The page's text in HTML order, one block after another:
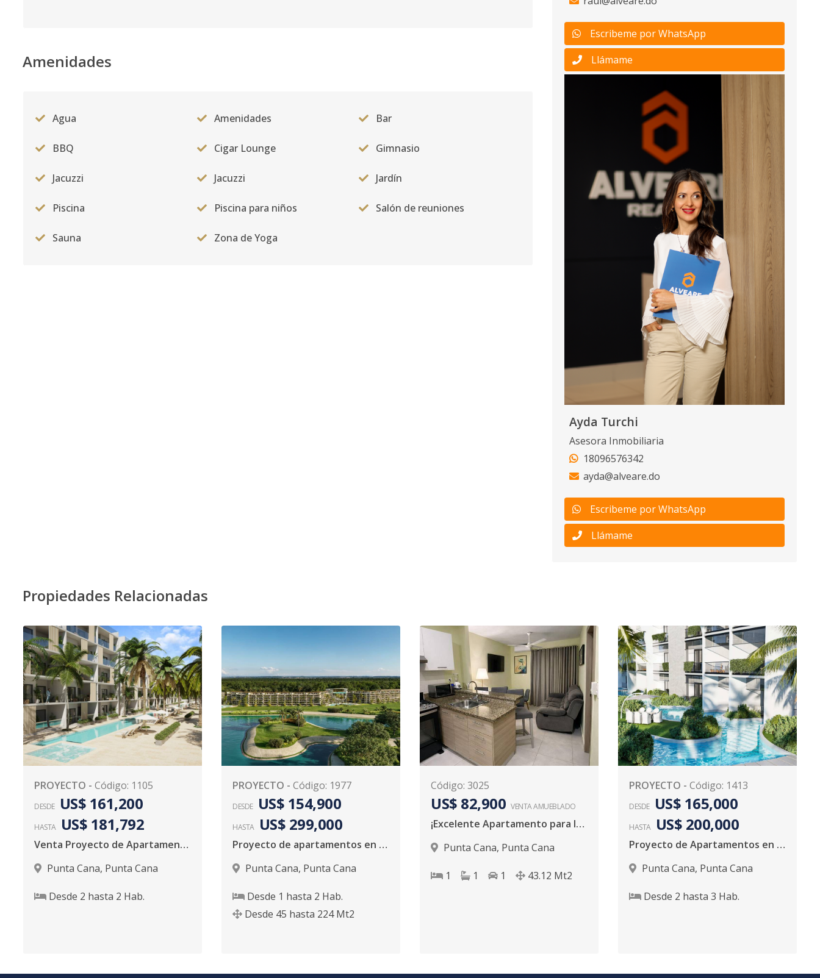
Amenidades
Agua Amenidades Bar
BBQ Cigar Lounge Gimnasio
Jacuzzi Jacuzzi Jardín
Piscina Piscina para niños Salón de reuniones
Sauna Zona de Yoga
Escribeme por WhatsApp
Llámame
Ayda Turchi
Asesora Inmobiliaria
18096576342
ayda@alveare.do
Escribeme por WhatsApp
Llámame
Propiedades Relacionadas
PROYECTO - Código: 1105
DESDE US$ 161,200
HASTA US$ 181,792
Venta Proyecto de Apartamentos en Punta Cana
Punta Cana, Punta Cana
Desde 2 hasta 2 Hab.
PROYECTO - Código: 1977
DESDE US$ 154,900
HASTA US$ 299,000
Proyecto de apartamentos en Punta Cana
Punta Cana, Punta Cana
Desde 1 hasta 2 Hab.
Desde 45 hasta 224 Mt2
Código: 3025
US$ 82,900 VENTA AMUEBLADO
¡Excelente Apartamento para Iversion en Punta Cana!
Punta Cana, Punta Cana
1 1 1 43.12 Mt2
PROYECTO - Código: 1413
DESDE US$ 165,000
HASTA US$ 200,000
Proyecto de Apartamentos en Venta en Punta Cana
Punta Cana, Punta Cana
Desde 2 hasta 3 Hab.